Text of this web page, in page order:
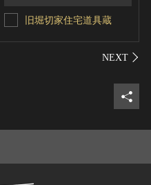
旧堀切家住宅道具蔵
シェ